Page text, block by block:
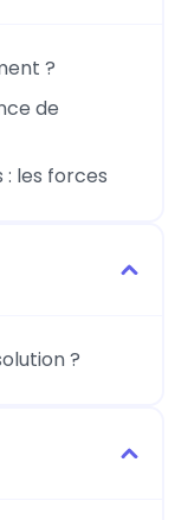
?
de
les forces
?